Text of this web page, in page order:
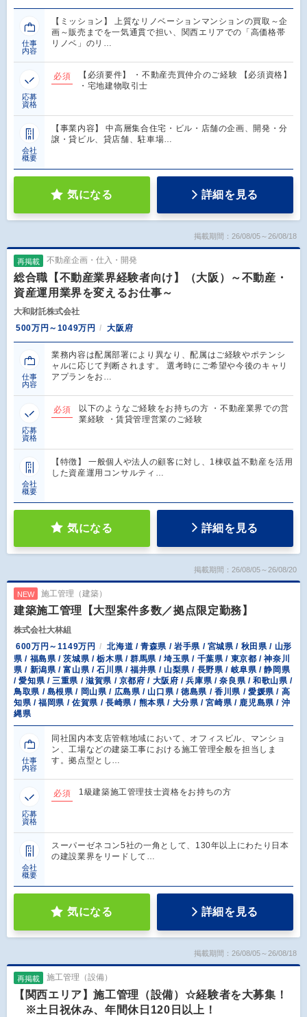
仕事
内容
【ミッション】 上質なリノベーションマンションの買取～企
画～販売までを一気通貫で担い、関西エリアでの「高価格帯
リノベ」のリ…
応募
資格
必須
【必須要件】 ・不動産売買仲介のご経験 【必須資格】
・宅地建物取引士
会社
概要
【事業内容】 中高層集合住宅・ビル・店舗の企画、開発・分
譲・貸ビル、貸店舗、駐車場…
気になる 詳細を見る
掲載期間：26/08/05～26/08/18
再掲載 不動産企画・仕入・開発
総合職【不動産業界経験者向け】（大阪）～不動産・
資産運用業界を変えるお仕事～
大和財託株式会社
500万円～1049万円
大阪府
仕事
内容
業務内容は配属部署により異なり、配属はご経験やポテンシ
ャルに応じて判断されます。 選考時にご希望や今後のキャリ
アプランをお…
応募
資格
必須
以下のようなご経験をお持ちの方 ・不動産業界での営
業経験 ・賃貸管理営業のご経験
会社
概要
【特徴】 一般個人や法人の顧客に対し、1棟収益不動産を活用
した資産運用コンサルティ…
気になる 詳細を見る
掲載期間：26/08/05～26/08/20
NEW 施工管理（建築）
建築施工管理【大型案件多数／拠点限定勤務】
株式会社大林組
600万円～1149万円
北海道 / 青森県 / 岩手県 / 宮城県 / 秋田県 / 山形
県 / 福島県 / 茨城県 / 栃木県 / 群馬県 / 埼玉県 / 千葉県 / 東京都 / 神奈川
県 / 新潟県 / 富山県 / 石川県 / 福井県 / 山梨県 / 長野県 / 岐阜県 / 静岡県
/ 愛知県 / 三重県 / 滋賀県 / 京都府 / 大阪府 / 兵庫県 / 奈良県 / 和歌山県 /
鳥取県 / 島根県 / 岡山県 / 広島県 / 山口県 / 徳島県 / 香川県 / 愛媛県 / 高
知県 / 福岡県 / 佐賀県 / 長崎県 / 熊本県 / 大分県 / 宮崎県 / 鹿児島県 / 沖
縄県
仕事
内容
同社国内本支店管轄地域において、オフィスビル、マンショ
ン、工場などの建築工事における施工管理全般を担当しま
す。拠点型とし…
応募
資格
必須 1級建築施工管理技士資格をお持ちの方
会社
概要
スーパーゼネコン5社の一角として、130年以上にわたり日本
の建設業界をリードして…
気になる 詳細を見る
掲載期間：26/08/05～26/08/18
再掲載 施工管理（設備）
【関西エリア】施工管理（設備）☆経験者を大募集！
※土日祝休み、年間休日120日以上！